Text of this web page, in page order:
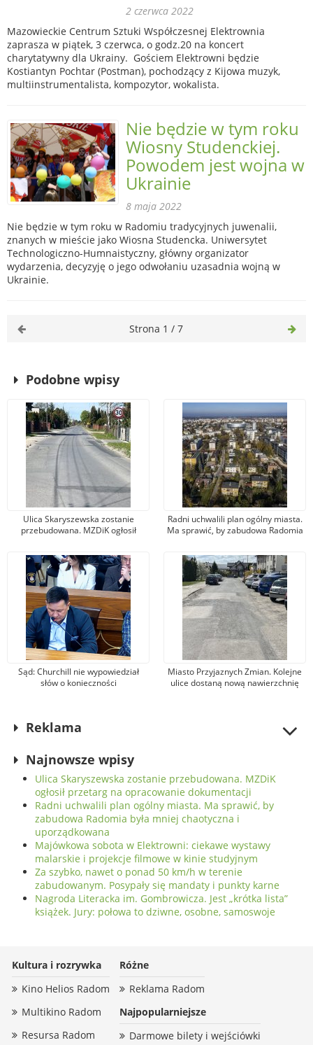
2 czerwca 2022
Mazowieckie Centrum Sztuki Współczesnej Elektrownia
zaprasza w piątek, 3 czerwca, o godz.20 na koncert
charytatywny dla Ukrainy. Gościem Elektrowni będzie
Kostiantyn Pochtar (Postman), pochodzący z Kijowa muzyk,
multiinstrumentalista, kompozytor, wokalista.
Nie będzie w tym roku
Wiosny Studenckiej.
Powodem jest wojna w
Ukrainie
8 maja 2022
Nie będzie w tym roku w Radomiu tradycyjnych juwenalii,
znanych w mieście jako Wiosna Studencka. Uniwersytet
Technologiczno-Humnaistyczny, główny organizator
wydarzenia, decyzyję o jego odwołaniu uzasadnia wojną w
Ukrainie.
Strona 1 / 7
Podobne wpisy
Ulica Skaryszewska zostanie
przebudowana. MZDiK ogłosił
dokumentacji
Radni uchwalili plan ogólny miasta.
Ma sprawić, by zabudowa Radomia
uporządkowana
Sąd: Churchill nie wypowiedział
słów o konieczności
Miasto Przyjaznych Zmian. Kolejne
ulice dostaną nową nawierzchnię
Reklama
Najnowsze wpisy
Ulica Skaryszewska zostanie przebudowana. MZDiK
ogłosił przetarg na opracowanie dokumentacji
Radni uchwalili plan ogólny miasta. Ma sprawić, by
zabudowa Radomia była mniej chaotyczna i
uporządkowana
Majówkowa sobota w Elektrowni: ciekawe wystawy
malarskie i projekcje filmowe w kinie studyjnym
Za szybko, nawet o ponad 50 km/h w terenie
zabudowanym. Posypały się mandaty i punkty karne
Nagroda Literacka im. Gombrowicza. Jest „krótka lista”
książek. Jury: połowa to dziwne, osobne, samoswoje
Kultura i rozrywka
Kino Helios Radom
Multikino Radom
Resursa Radom
Różne
Reklama Radom
Najpopularniejsze
Darmowe bilety i wejściówki